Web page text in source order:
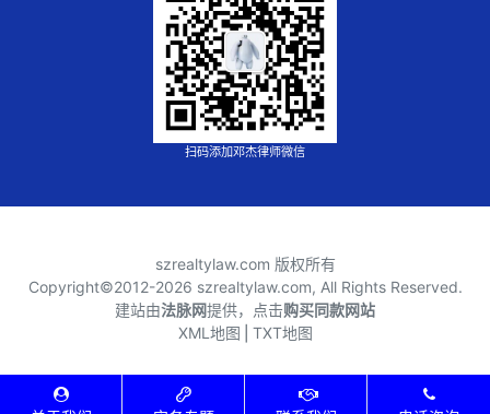
扫码添加邓杰律师微信
szrealtylaw.com 版权所有
Copyright©2012-2026 szrealtylaw.com, All Rights Reserved.
建站由法脉网提供，点击购买同款网站
XML地图
TXT地图